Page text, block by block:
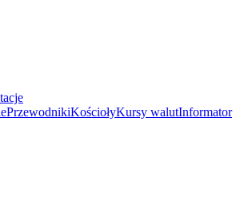
PrzewodnikiKościołyKursy walutInformator